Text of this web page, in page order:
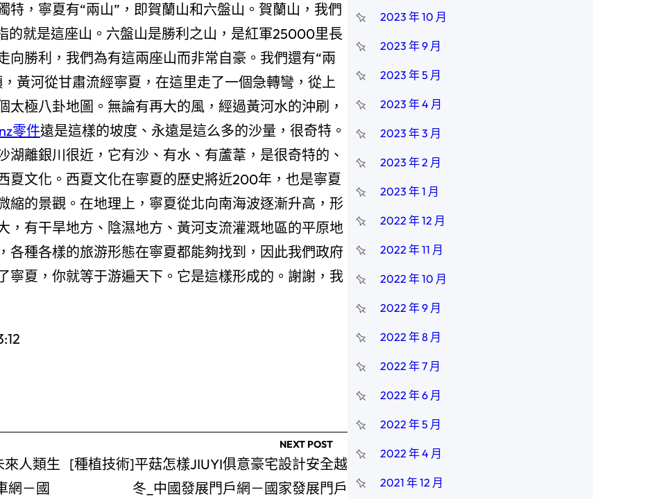
特，寧夏有“兩山”，即賀蘭山和六盤山。賀蘭山，我們
的就是這座山。六盤山是勝利之山，是紅軍25000里長
向勝利，我們為有這兩座山而非常自豪。我們還有“兩
黃河從甘肅流經寧夏，在這里走了一個急轉彎，從上
太極八卦地圖。無論有再大的風，經過黃河水的沖刷，
零件遠是這樣的坡度、永遠是這么多的沙量，很奇特。
湖離銀川很近，它有沙、有水、有蘆葦，是很奇特的、
夏文化。西夏文化在寧夏的歷史將近200年，也是寧夏
縮的景觀。在地理上，寧夏從北向南海波逐漸升高，形
，有干旱地方、陰濕地方、黃河支流灌溉地區的平原地
各種各樣的旅游形態在寧夏都能夠找到，因此我們政府
寧夏，你就等于游遍天下。它是這樣形成的。謝謝，我
來人類生
網－國
NEXT POST
[種植技術]平菇怎樣JIUYI俱意豪宅設計安全越
冬_中國發展門戶網－國家發展門戶
2023 年 10 月
2023 年 9 月
2023 年 5 月
2023 年 4 月
2023 年 3 月
2023 年 2 月
2023 年 1 月
2022 年 12 月
2022 年 11 月
2022 年 10 月
2022 年 9 月
2022 年 8 月
2022 年 7 月
2022 年 6 月
2022 年 5 月
2022 年 4 月
2021 年 12 月